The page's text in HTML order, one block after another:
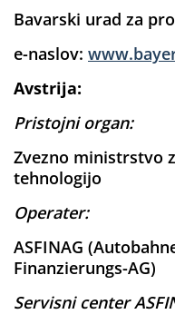
Bavarski urad za
e-naslov:
Avstrija:
Pristojni organ:
Zvezno ministrstvo
tehnologijo
Operater:
ASFINAG
Finanzierungs-AG)
Servisni center